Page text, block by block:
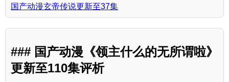
国产动漫玄帝传说更新至37集
### 国产动漫《领主什么的无所谓啦》
更新至110集评析